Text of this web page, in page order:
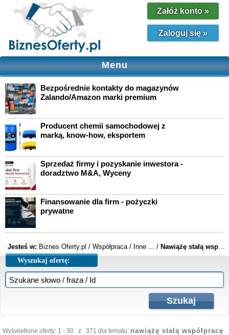
Załóż konto »
Zaloguj się»
Menu
Bezpośrednie kontakty do magazynów
Zalando/Amazon marki premium
Producent chemii samochodowej z
marką, know-how, eksportem
Sprzedaż firmy i pozyskanie inwestora -
doradztwo M&A, Wyceny
Finansowanie dla firm - pożyczki
prywatne
Jesteś w: Biznes Oferty.pl / Współpraca / Inne ... / Nawiążę stałą współpracę
Wyszukaj ofertę:
Wyświetlone oferty: 1 - 30 z 371 dla tematu: nawiążę stałą współpracę